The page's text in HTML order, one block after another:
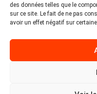
des données telles que le
sur ce site. Le fait de ne pas
avoir un effet négatif sur